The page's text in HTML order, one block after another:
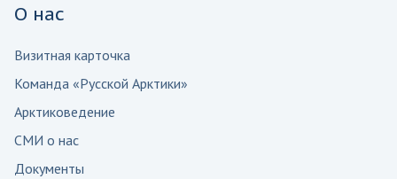
О нас
Визитная карточка
Команда «Русской Арктики»
Арктиковедение
СМИ о нас
Документы